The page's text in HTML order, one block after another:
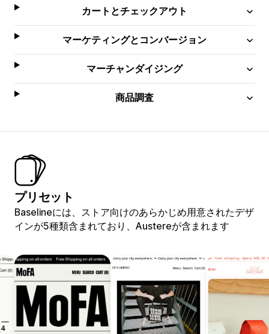
カートとチェックアウト
マーケティングとコンバージョン
マーチャンダイジング
商品調査
プリセット
Baselineには、ストア向けのあらかじめ用意されたデザ
インが5種類含まれており、Austereが含まれます